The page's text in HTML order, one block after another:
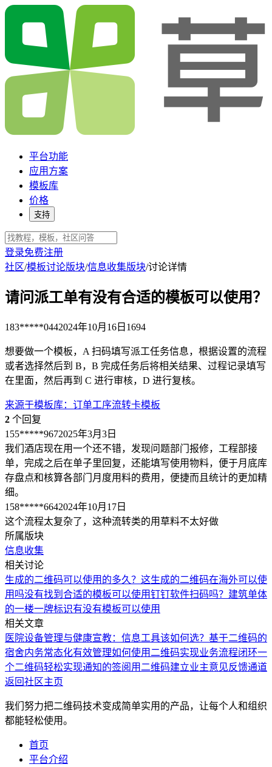
平台功能
应用方案
模板库
价格
支持
登录免费注册
社区/模板讨论版块/信息收集版块/讨论详情
请问派工单有没有合适的模板可以使用？
183*****0442024年10月16日 1694
想要做一个模板，A 扫码填写派工任务信息，根据设置的流程
或者选择然后到 B，B 完成任务后将相关结果、过程记录填写
在里面，然后再到 C 进行审核，D 进行复核。
来源于模板库： 订单工序流转卡模板
2 个回复
155*****9672025年3月3日
我们酒店现在用一个还不错，发现问题部门报修，工程部接
单，完成之后在单子里回复，还能填写使用物料，便于月底库
存盘点和核算各部门月度用料的费用，便捷而且统计的更加精
细。
158*****6642024年10月17日
这个流程太复杂了，这种流转类的用草料不太好做
所属版块
信息收集
相关讨论
生成的二维码可以使用的多久？ 这生成的二维码在海外可以使
用吗没有找到合适的模板可以使用钉钉软件扫码吗？ 建筑单体
的一楼一牌标识有没有模板可以使用
相关文章
医院设备管理与健康宣教：信息工具该如何选？ 基于二维码的
宿舍内务常态化有效管理如何使用二维码实现业务流程闭环一
个二维码轻松实现通知的签阅 用二维码建立业主意见反馈通道
返回社区主页
我们努力把二维码技术变成简单实用的产品，让每个人和组织
都能轻松使用。
首页
平台介绍